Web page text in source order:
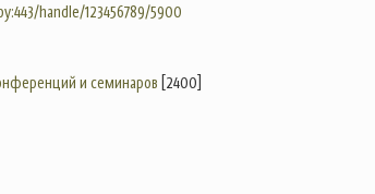
handle/123456789/5900
и семинаров [2400]